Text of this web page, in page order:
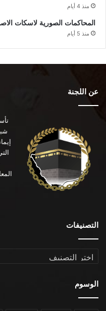
منذ 4 أيام
المحاكمات الصورية لاسكات
منذ 5 أيام
عن اللجنة
التصنيفات
التصنيفات
الوسوم